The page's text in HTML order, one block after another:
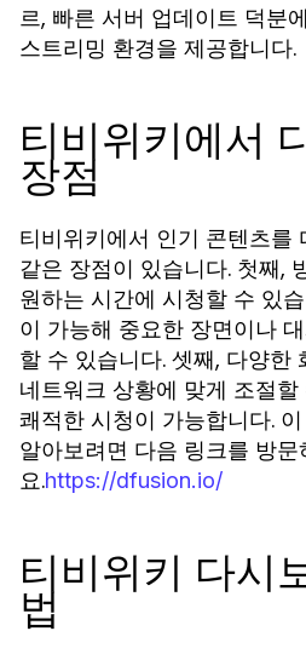
르, 빠른 서버 업데이트 덕분
스트리밍 환경을 제공합니다.
티비위키에서
장점
티비위키에서 인기 콘텐츠를
같은 장점이 있습니다. 첫째,
원하는 시간에 시청할 수 있
이 가능해 중요한 장면이나
할 수 있습니다. 셋째, 다양한
네트워크 상황에 맞게 조절
쾌적한 시청이 가능합니다.
알아보려면 다음 링크를 방문
요.https://dfusion.io/
티비위키 다시
법